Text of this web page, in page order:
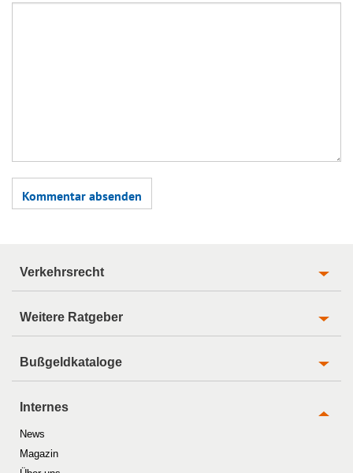
Verkehrsrecht
Weitere Ratgeber
Bußgeldkataloge
Internes
News
Magazin